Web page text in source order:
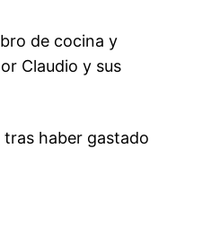
de cocina y
Claudio y sus
tras haber gastado